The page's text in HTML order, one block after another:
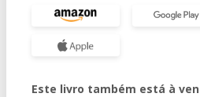
Este livro também está à